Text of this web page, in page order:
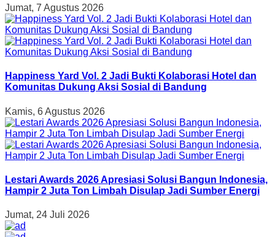
Jumat, 7 Agustus 2026
Happiness Yard Vol. 2 Jadi Bukti Kolaborasi Hotel dan
Komunitas Dukung Aksi Sosial di Bandung
Kamis, 6 Agustus 2026
Lestari Awards 2026 Apresiasi Solusi Bangun Indonesia,
Hampir 2 Juta Ton Limbah Disulap Jadi Sumber Energi
Jumat, 24 Juli 2026